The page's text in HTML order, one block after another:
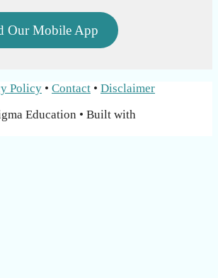
Our Mobile App
Policy • Contact • Disclaimer
Education • Built with